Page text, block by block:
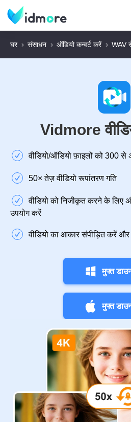
घर संसाधन ऑडियो कन्वर्ट करें WAV
Vidmore
वीडियो/ऑडियो फ़ाइलों को 300 से
50× तेज़ वीडियो रूपांतरण गति
वीडियो को निजीकृत करने के लिए
उपयोग करें
वीडियो का आकार संपीड़ित करें और
मुफ्त
मुफ्त